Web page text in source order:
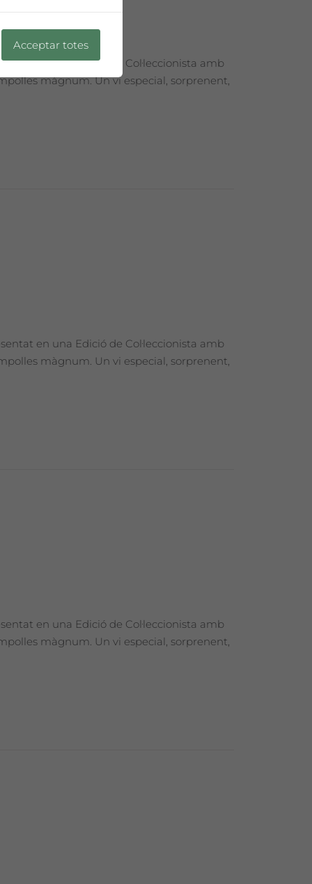
en una Edició de Col·leccionista amb
màgnum. Un vi especial, sorprenent,
en una Edició de Col·leccionista amb
màgnum. Un vi especial, sorprenent,
en una Edició de Col·leccionista amb
màgnum. Un vi especial, sorprenent,
Acceptar totes